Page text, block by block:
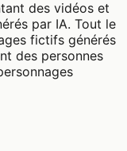
des vidéos et
par IA. Tout le
fictifs générés
des personnes